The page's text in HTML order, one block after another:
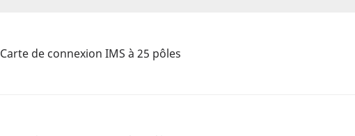
Carte de connexion IMS à 25 pôles